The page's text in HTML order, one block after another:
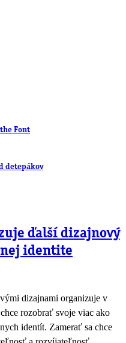
Font
detepákov
ďalší dizajnový
identite
dizajnami organizuje v
rozobrať svoje viac ako
identít. Zamerať sa chce